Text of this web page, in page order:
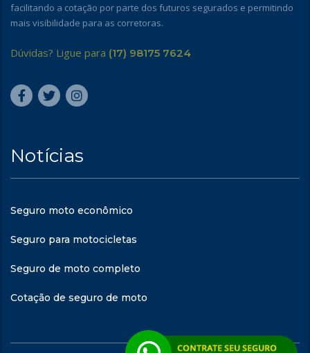
facilitando a cotação por parte dos futuros segurados e permitindo
mais visibilidade para as corretoras.
Dúvidas? Ligue para (17) 98175 7624
Notícias
Seguro moto econômico
Seguro para motocicletas
Seguro de moto completo
Cotação de seguro de moto